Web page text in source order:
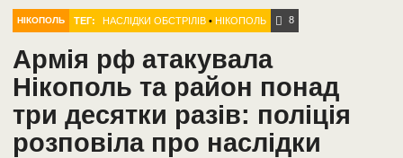
НІКОПОЛЬ ТЕГ: НАСЛІДКИ ОБСТРІЛІВ •НІКОПОЛЬ 8
Армія рф атакувала
Нікополь та район понад
три десятки разів: поліція
розповіла про наслідки